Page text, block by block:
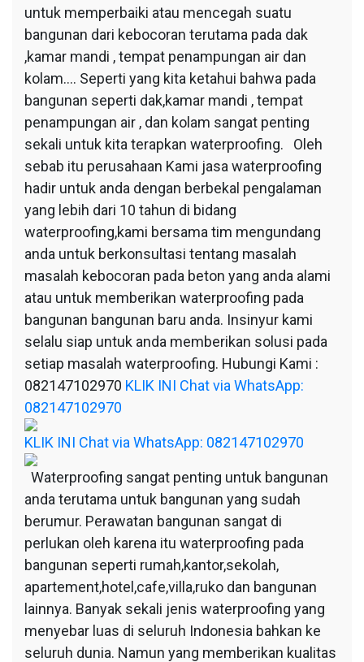
untuk memperbaiki atau mencegah suatu
bangunan dari kebocoran terutama pada dak
,kamar mandi , tempat penampungan air dan
kolam…. Seperti yang kita ketahui bahwa pada
bangunan seperti dak,kamar mandi , tempat
penampungan air , dan kolam sangat penting
sekali untuk kita terapkan waterproofing. Oleh
sebab itu perusahaan Kami jasa waterproofing
hadir untuk anda dengan berbekal pengalaman
yang lebih dari 10 tahun di bidang
waterproofing,kami bersama tim mengundang
anda untuk berkonsultasi tentang masalah
masalah kebocoran pada beton yang anda alami
atau untuk memberikan waterproofing pada
bangunan bangunan baru anda. Insinyur kami
selalu siap untuk anda memberikan solusi pada
setiap masalah waterproofing. Hubungi Kami :
082147102970 KLIK INI Chat via WhatsApp:
082147102970
KLIK INI Chat via WhatsApp: 082147102970
Waterproofing sangat penting untuk bangunan
anda terutama untuk bangunan yang sudah
berumur. Perawatan bangunan sangat di
perlukan oleh karena itu waterproofing pada
bangunan seperti rumah,kantor,sekolah,
apartement,hotel,cafe,villa,ruko dan bangunan
lainnya. Banyak sekali jenis waterproofing yang
menyebar luas di seluruh Indonesia bahkan ke
seluruh dunia. Namun yang memberikan kualitas